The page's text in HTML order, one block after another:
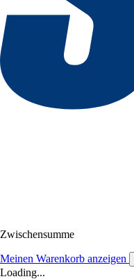
Zwischensumme
Meinen Warenkorb anzeigen
Loading...